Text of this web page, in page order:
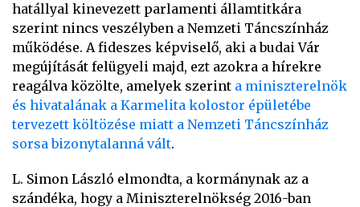
hatállyal kinevezett parlamenti államtitkára
szerint nincs veszélyben a Nemzeti Táncszínház
működése. A fideszes képviselő, aki a budai Vár
megújítását felügyeli majd, ezt azokra a hírekre
reagálva közölte, amelyek szerint a miniszterelnök
és hivatalának a Karmelita kolostor épületébe
tervezett költözése miatt a Nemzeti Táncszínház
sorsa bizonytalanná vált.
L. Simon László elmondta, a kormánynak az a
szándéka, hogy a Miniszterelnökség 2016-ban